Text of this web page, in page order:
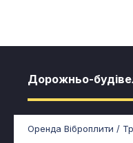
Дорожньо-
Оренда Віброплити /